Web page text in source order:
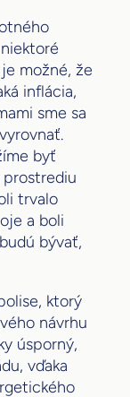
možné, že
inflácia,
sme sa
byť
prostrediu
trvalo
a boli
bývať,
ktorý
návrhu
úsporný,
vďaka